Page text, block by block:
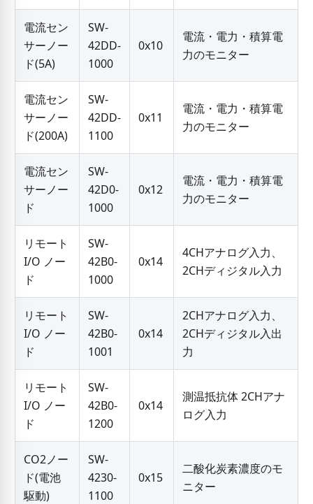
電流セン
サーノー
ド(5A)
SW-
42DD-
1000
0x10
電流・電力・積算電
力のモニター
電流セン
サーノー
ド(200A)
SW-
42DD-
1100
0x11
電流・電力・積算電
力のモニター
電流セン
サーノー
ド
SW-
42D0-
1000
0x12
電流・電力・積算電
力のモニター
リモート
I/O ノー
ド
SW-
42B0-
1000
0x14
4CHアナログ入力、
2CHディジタル入力
リモート
I/O ノー
ド
SW-
42B0-
1001
0x14
2CHアナログ入力、
2CHディジタル入出
力
リモート
I/O ノー
ド
SW-
42B0-
1200
0x14
測温抵抗体 2CHアナ
ログ入力
CO2ノー
ド(電池
駆動)
SW-
4230-
1100
0x15
二酸化炭素濃度のモ
ニター